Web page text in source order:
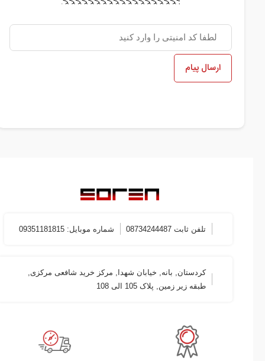
ارسال پیام
تلفن ثابت 08734244487 شماره موبایل: 09351181815
کردستان, بانه, خیابان شهدا, مرکز خرید شافعی مرکزی,
طبقه زیر زمین, پلاک 105 الی 108